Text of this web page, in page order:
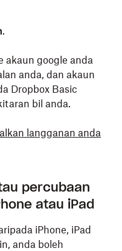
.
akaun google anda
anda, dan akaun
Dropbox Basic
bil anda.
langganan anda
percubaan
atau iPad
iPhone, iPad
anda boleh